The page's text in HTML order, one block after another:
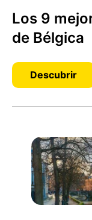
Los 9
de Bélgica
Descubrir